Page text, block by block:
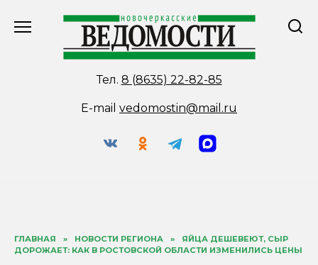
Тел. 8 (8635) 22-82-85
E-mail vedomostin@mail.ru
ГЛАВНАЯ » НОВОСТИ РЕГИОНА »
ЯЙЦА ДЕШЕВЕЮТ, СЫР
ДОРОЖАЕТ: КАК В РОСТОВСКОЙ ОБЛАСТИ ИЗМЕНИЛИСЬ ЦЕНЫ